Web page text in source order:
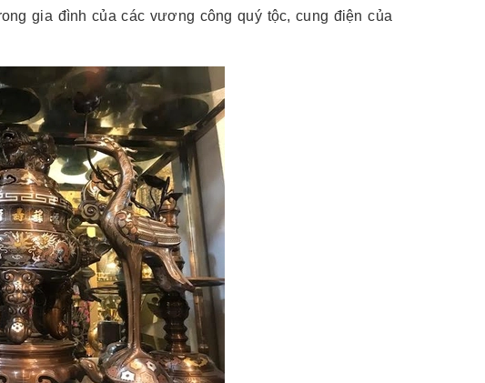
gia đình của các vương công quý tộc, cung điện của